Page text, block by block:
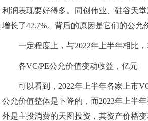
利润表现要好得多。同创伟业、硅谷天
增长了42.7%。背后的原因是它们的公允
一定程度上，与2022年上半年相比
各VC/PE公允价值变动收益，亿元
可以看到，2022年上半年各家上市
公允价值整体是下降的，而2023年上半
外是主投消费的天图投资，其资产价格